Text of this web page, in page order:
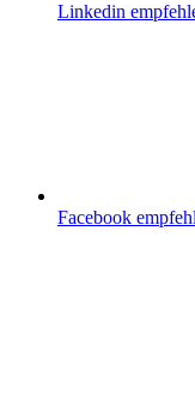
Linkedin
Facebook